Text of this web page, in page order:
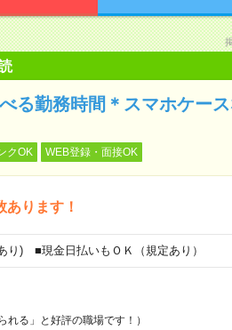
る勤務時間＊スマホケー
クOK WEB登録・面接OK
ります！
) ■現金日払いもＯＫ（規定あり）
る」と好評の職場です！）